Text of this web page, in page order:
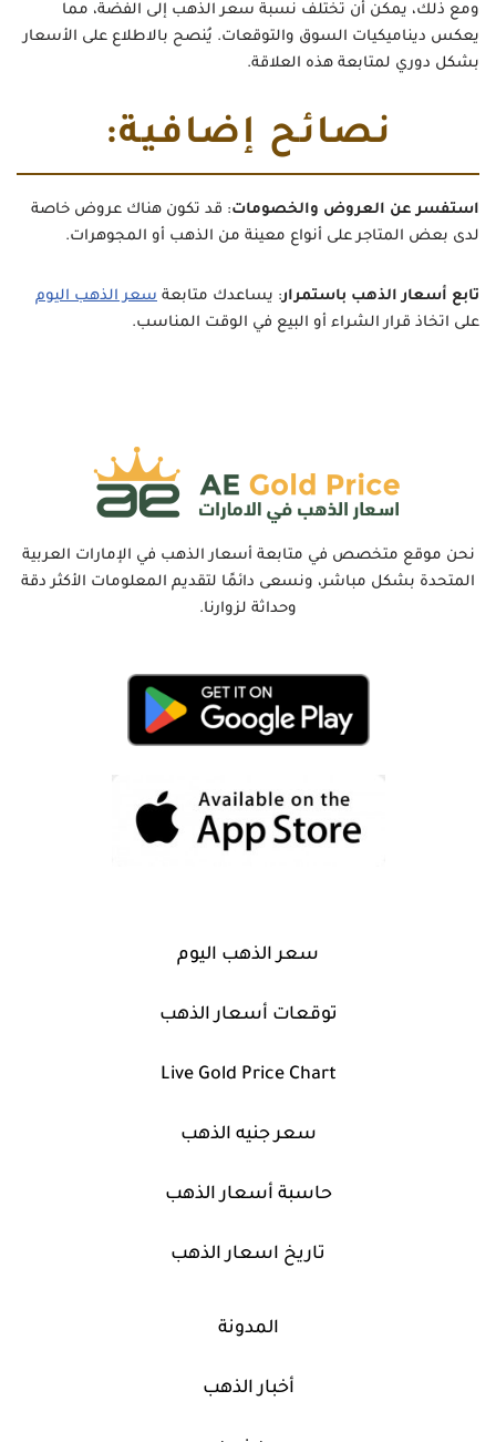
ومع ذلك، يمكن أن تختلف نسبة سعر الذهب إلى الفضة، مما
يعكس ديناميكيات السوق والتوقعات. يُنصح بالاطلاع على الأسعار
بشكل دوري لمتابعة هذه العلاقة.
نصائح إضافية:
استفسر عن العروض والخصومات: قد تكون هناك عروض خاصة
لدى بعض المتاجر على أنواع معينة من الذهب أو المجوهرات.
تابع أسعار الذهب باستمرار: يساعدك متابعة سعر الذهب اليوم
على اتخاذ قرار الشراء أو البيع في الوقت المناسب.
نحن موقع متخصص في متابعة أسعار الذهب في الإمارات العربية
المتحدة بشكل مباشر، ونسعى دائمًا لتقديم المعلومات الأكثر دقة
وحداثة لزوارنا.
سعر الذهب اليوم
توقعات أسعار الذهب
Live Gold Price Chart
سعر جنيه الذهب
حاسبة أسعار الذهب
تاريخ اسعار الذهب
المدونة
أخبار الذهب